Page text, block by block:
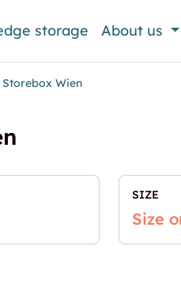
storage About us
Storebox Wien
SIZE
Size